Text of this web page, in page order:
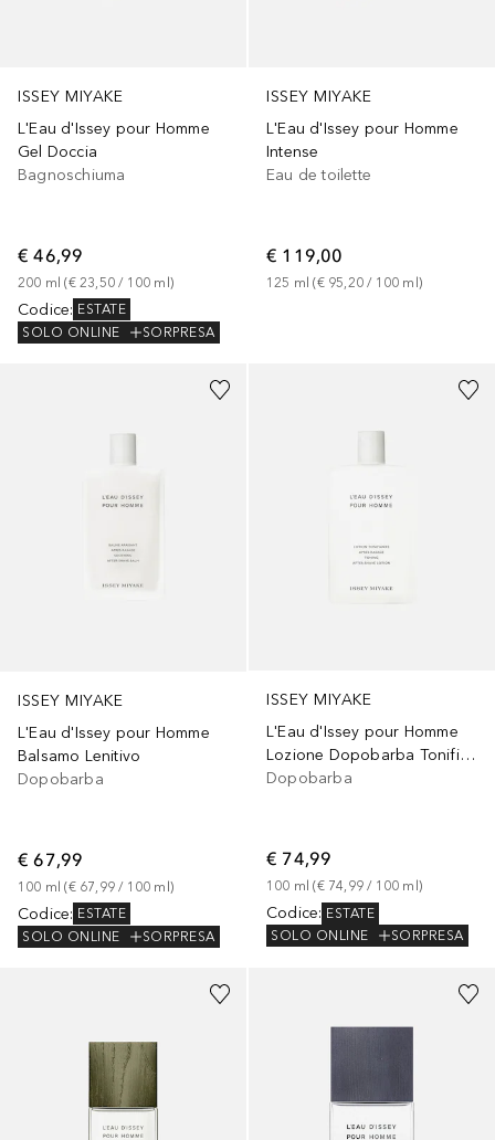
ISSEY MIYAKE
L'Eau d'Issey pour Homme
Gel Doccia
Bagnoschiuma
€ 46,99
200 ml (€ 23,50 / 100 ml)
Codice: ESTATE
SOLO ONLINE
SORPRESA
ISSEY MIYAKE
L'Eau d'Issey pour Homme
Intense
Eau de toilette
€ 119,00
125 ml (€ 95,20 / 100 ml)
ISSEY MIYAKE
L'Eau d'Issey pour Homme
Balsamo Lenitivo
Dopobarba
€ 67,99
100 ml (€ 67,99 / 100 ml)
Codice: ESTATE
SOLO ONLINE
SORPRESA
ISSEY MIYAKE
L'Eau d'Issey pour Homme
Lozione Dopobarba Tonificante
Dopobarba
€ 74,99
100 ml (€ 74,99 / 100 ml )
Codice: ESTATE
SOLO ONLINE
SORPRESA